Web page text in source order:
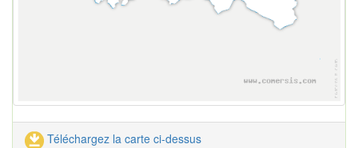
Téléchargez la carte ci-dessus